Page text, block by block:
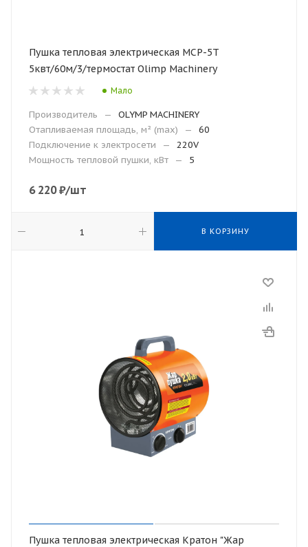
Пушка тепловая электрическая МСР-5Т
5квт/60м/3/термостат Olimp Machinery
Мало
Производитель —
OLYMP MACHINERY
Отапливаемая площадь, м² (max)
—
60
Подключение к электросети
—
220V
Мощность тепловой пушки, кВт
— 5
6 220₽/шт
В КОРЗИНУ
Пушка тепловая электрическая Кратон "Жар